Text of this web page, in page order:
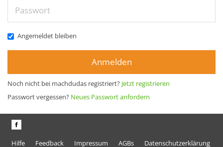
Angemeldet bleiben
Anmelden
Noch nicht bei machdudas registriert? Jetzt registrieren
Passwort vergessen? Neues Passwort anfordern
Hilfe Feedback Impressum AGBs
Datenschutzerklärung